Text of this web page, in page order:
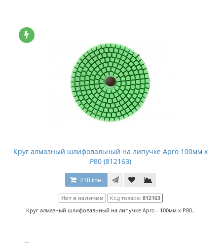
Круг алмазный шлифовальный на липучке Apro 100мм x
P80 (812163)
238 грн.
Нет в наличии Код товара: 812163
Круг алмазный шлифовальный на липучке Apro - 100мм x P80..